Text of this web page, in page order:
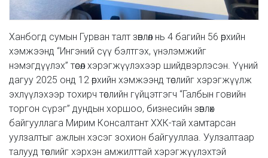
Ханбогд сумын Гурван талт зөвлөл нь 4 багийн 56 өрхийн
хэмжээнд “Ингэний сүү бэлтгэх, үнэлэмжийг
нэмэгдүүлэх” төсөл хэрэгжүүлэхээр шийдвэрлэсэн. Үүний
дагуу 2025 онд 12 өрхийн хэмжээнд төслийг хэрэгжүүлж
эхлүүлэхээр тохирч төслийн гүйцэтгэгч “Галбын говийн
торгон сүрэг” дундын хоршоо, бизнесийн зөвлөх
байгууллага Мирим Консалтант ХХК-тай хамтарсан
уулзалтыг ажлын хэсэг зохион байгууллаа. Уулзалтаар
талууд төслийг хэрхэн амжилттай хэрэгжүүлэхтэй